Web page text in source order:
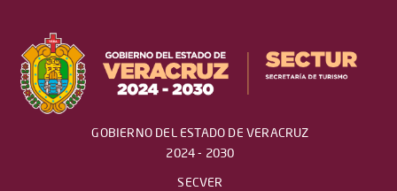
GOBIERNO DEL ESTADO DE VERACRUZ
2024 - 2030
SECVER